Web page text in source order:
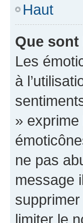
Haut
Que
Les
à
»
ne pas
message
limiter le